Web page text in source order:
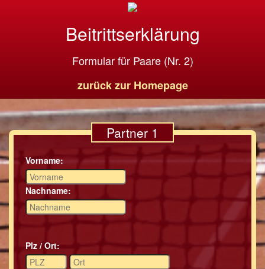
Beitrittserklärung
Formular für Paare (Nr. 2)
zurück zur Homepage
Partner 1
Vorname:
Nachname:
Plz / Ort: